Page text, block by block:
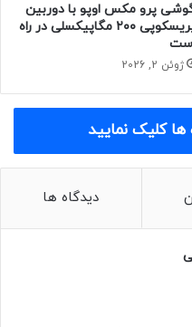
پرو مکس اوپو با دوربین
پریسکوپی ۲۰۰ مگاپیکسلی در راه
ژوئن 2, 2026
ها کلیک نمایید
دیدگاه ها